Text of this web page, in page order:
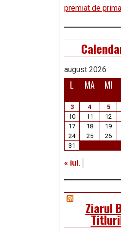
premiat de
august 2026
L MA MI
3
4 5
10
11 12
17
18 19
24
25 26
31
« iul.
Ziarul